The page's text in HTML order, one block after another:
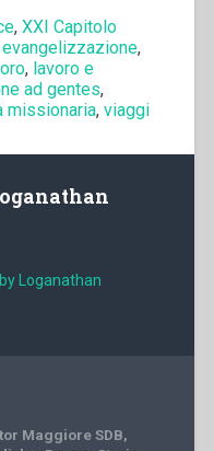
, XXI Capitolo
evangelizzazione,
, lavoro e
ad gentes,
missionaria, viaggi
Loganathan
Maggiore SDB,